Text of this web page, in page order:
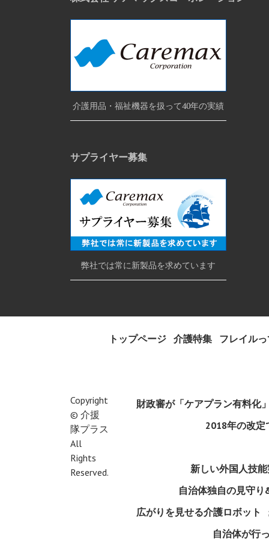
介護用品・福祉機器を扱って40年の実績
サプライヤー募集
弊社では常に新製品を求めています
Copyright
© 介援
隊プラス
All
Rights
Reserved.
トップページ 介護特集 フレイル
財政審が「ケアプラン有料化
2018年の改定
新しい外国人技
自治体独自の見守
広がりを見せる介護ロボット
自治体が行